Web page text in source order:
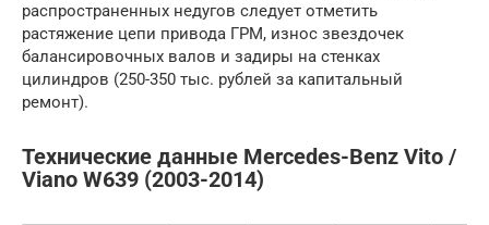
распространенных недугов следует отметить
растяжение цепи привода ГРМ, износ звездочек
балансировочных валов и задиры на стенках
цилиндров (250-350 тыс. рублей за капитальный
ремонт).
Технические данные Mercedes-Benz Vito /
Viano W639 (2003-2014)